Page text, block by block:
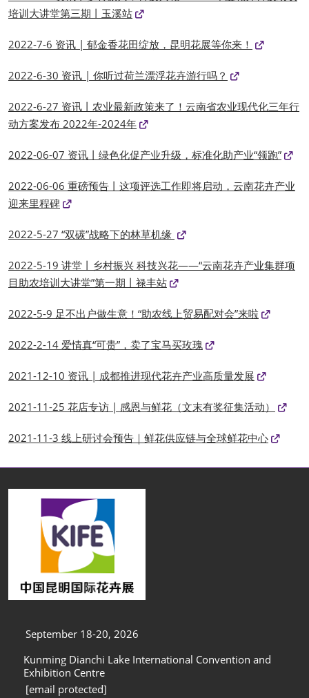
培训大讲堂第三期丨玉溪站
2022-7-6 资讯 | 郁金香花田绽放，昆明花展等你来！
2022-6-30 资讯 | 你听过荷兰漂浮花卉游行吗？
2022-6-27 资讯丨农业最新政策来了！云南省农业现代化三年行
动方案发布 2022年-2024年
2022-06-07 资讯丨绿色化促产业升级，标准化助产业“领跑”
2022-06-06 重磅预告丨这项评选工作即将启动，云南花卉产业
迎来里程碑
2022-5-27 “双碳”战略下的林草机缘
2022-5-19 讲堂丨乡村振兴 科技兴花——“云南花卉产业集群项
目助农培训大讲堂”第一期丨禄丰站
2022-5-9 足不出户做生意！“助农线上贸易配对会”来啦
2022-2-14 爱情真“可贵”，卖了宝马买玫瑰
2021-12-10 资讯 | 成都推进现代花卉产业高质量发展
2021-11-25 花店专访 | 感恩与鲜花（文末有奖征集活动）
2021-11-3 线上研讨会预告｜鲜花供应链与全球鲜花中心
September 18-20, 2026
Kunming Dianchi Lake International Convention and
Exhibition Centre
[email protected]